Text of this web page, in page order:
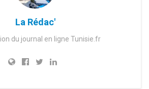
La Rédac'
du journal en ligne Tunisie.fr